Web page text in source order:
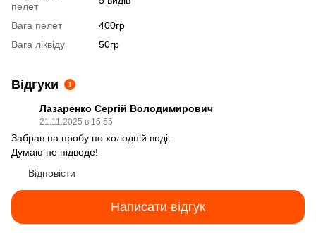
пелет
Вага пелет
400гр
Вага ліквіду
50гр
Відгуки 1
Лазаренко Сергій Володимирович
21.11.2025 в 15:55
Забрав на пробу по холодній воді.
Думаю не підведе!
Відповісти
Написати відгук